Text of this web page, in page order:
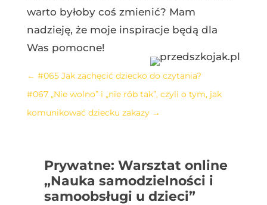
warto byłoby coś zmienić? Mam
nadzieję, że moje inspiracje będą dla
Was pomocne!
← #065 Jak zachęcić dziecko do czytania?
#067 „Nie wolno” i „nie rób tak”, czyli o tym, jak
komunikować dziecku zakazy→
Prywatne: Warsztat online
„Nauka samodzielności i
samoobsługi u dzieci”